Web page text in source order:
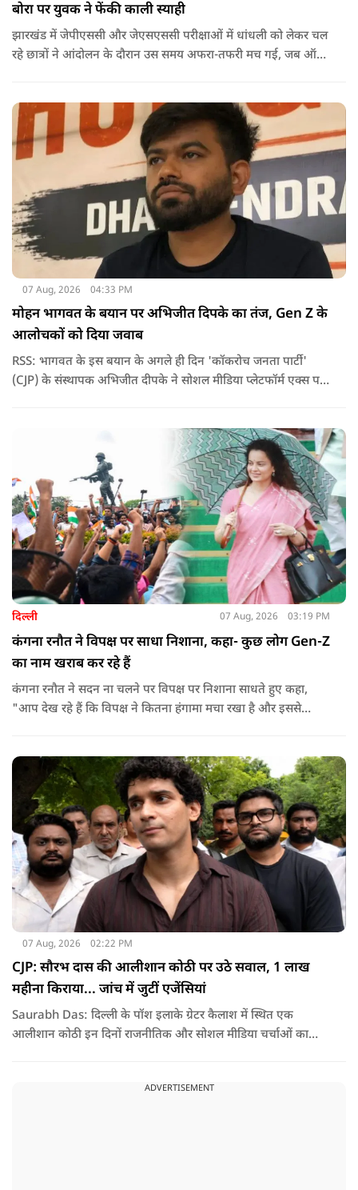
बोरा पर युवक ने फेंकी काली स्याही
झारखंड में जेपीएससी और जेएसएससी परीक्षाओं में धांधली को लेकर चल
रहे छात्रों ने आंदोलन के दौरान उस समय अफरा-तफरी मच गई, जब ऑल
07 Aug, 2026 04:33 PM
मोहन भागवत के बयान पर अभिजीत दिपके का तंज, Gen Z के
आलोचकों को दिया जवाब
RSS: भागवत के इस बयान के अगले ही दिन 'कॉकरोच जनता पार्टी'
(CJP) के संस्थापक अभिजीत दीपके ने सोशल मीडिया प्लेटफॉर्म एक्स पर
दिल्ली 07 Aug, 2026 03:19 PM
कंगना रनौत ने विपक्ष पर साधा निशाना, कहा- कुछ लोग Gen-Z
का नाम खराब कर रहे हैं
कंगना रनौत ने सदन ना चलने पर विपक्ष पर निशाना साधते हुए कहा,
"आप देख रहे हैं कि विपक्ष ने कितना हंगामा मचा रखा है और इससे
देश के सामने साफ हो रही है. और जब हारते हैं, तो रोना रोते हैं."
07 Aug, 2026 02:22 PM
CJP: सौरभ दास की आलीशान कोठी पर उठे सवाल, 1 लाख
महीना किराया... जांच में जुटीं एजेंसियां
Saurabh Das: दिल्ली के पॉश इलाके ग्रेटर कैलाश में स्थित एक
आलीशान कोठी इन दिनों राजनीतिक और सोशल मीडिया चर्चाओं का
ADVERTISEMENT